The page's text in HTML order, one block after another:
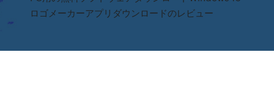
ロゴメーカーアプリダウンロードのレビュー